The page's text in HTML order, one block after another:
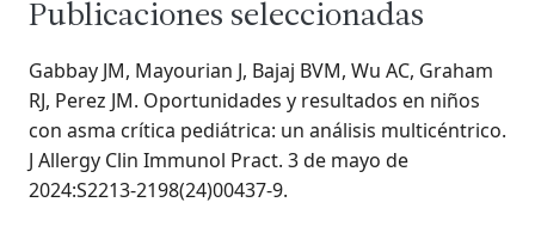
Publicaciones seleccionadas
Gabbay JM, Mayourian J, Bajaj BVM, Wu AC, Graham
RJ, Perez JM. Oportunidades y resultados en niños
con asma crítica pediátrica: un análisis multicéntrico.
J Allergy Clin Immunol Pract. 3 de mayo de
2024:S2213-2198(24)00437-9.